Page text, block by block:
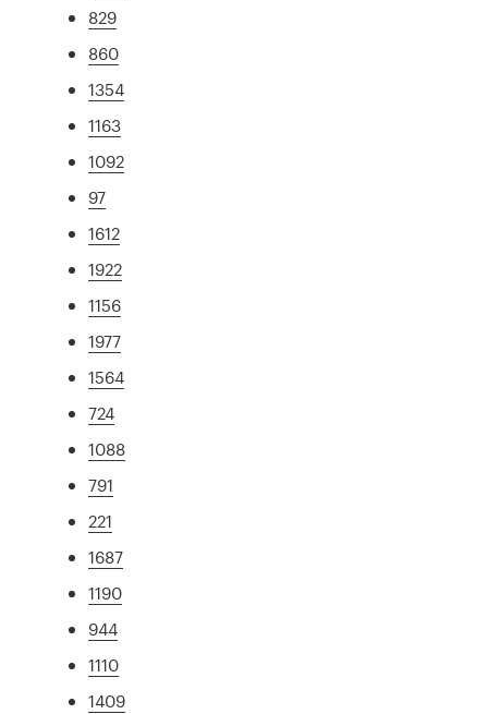
829
860
1354
1163
1092
97
1612
1922
1156
1977
1564
724
1088
791
221
1687
1190
944
1110
1409